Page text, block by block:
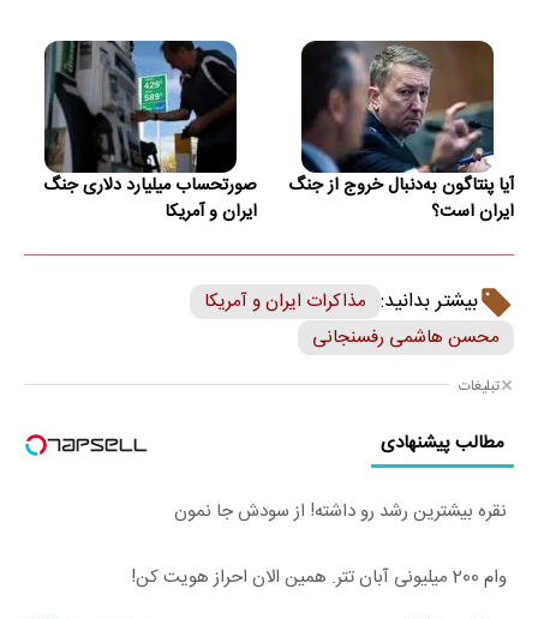
آیا پنتاگون به‌دنبال خروج از جنگ
ایران است؟
صورتحساب میلیارد دلاری جنگ
ایران و آمریکا
بیشتر بدانید: مذاکرات ایران و آمریکا
محسن هاشمی رفسنجانی
تبلیغات
مطالب پیشنهادی
نقره بیشترین رشد رو داشته! از سودش جا نمون
وام 200 میلیونی آبان تتر. همین الان احراز هویت کن!